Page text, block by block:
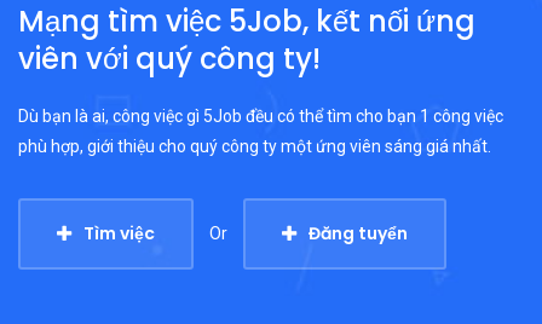
Mạng tìm việc 5Job, kết nối ứng
viên với quý công ty!
Dù bạn là ai, công việc gì 5Job đều có thể tìm cho bạn 1 công việc
phù hợp, giới thiệu cho quý công ty một ứng viên sáng giá nhất.
Tìm việc Or Đăng tuyển